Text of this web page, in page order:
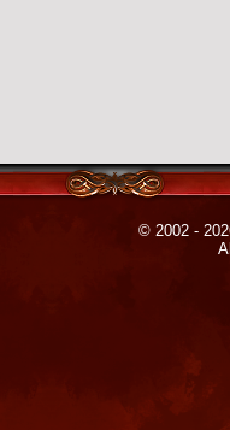
© 2002 -